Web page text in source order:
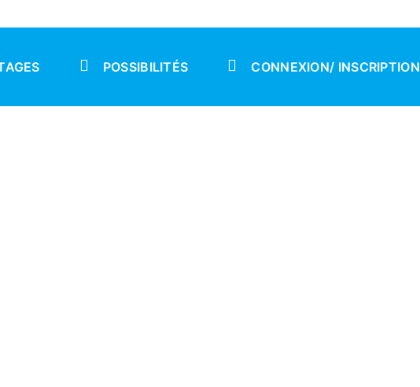
POSSIBILITÉS CONNEXION/ INSCRIPTION